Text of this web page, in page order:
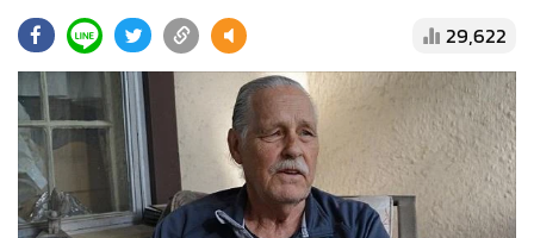
• Cyber BIZ
• ผู้จัดกวน
• Good health & Well-being
• Green Innovation & SD
• Management & HR
• MGR Live
29,622